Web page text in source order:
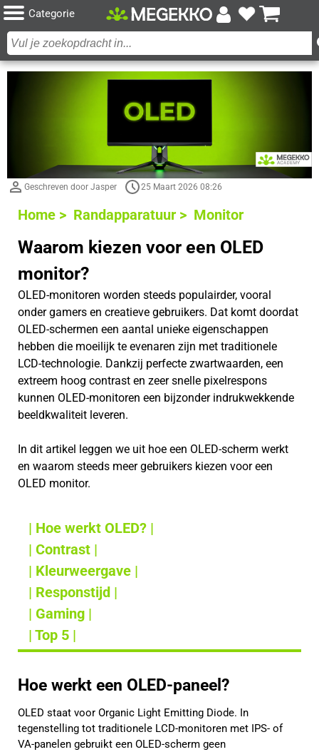
Categorie
Geschreven door Jasper 25 Maart 2026 08:26
Home > Randapparatuur > Monitor
Waarom kiezen voor een OLED
monitor?
OLED-monitoren worden steeds populairder, vooral
onder gamers en creatieve gebruikers. Dat komt doordat
OLED-schermen een aantal unieke eigenschappen
hebben die moeilijk te evenaren zijn met traditionele
LCD-technologie. Dankzij perfecte zwartwaarden, een
extreem hoog contrast en zeer snelle pixelrespons
kunnen OLED-monitoren een bijzonder indrukwekkende
beeldkwaliteit leveren.
In dit artikel leggen we uit hoe een OLED-scherm werkt
en waarom steeds meer gebruikers kiezen voor een
OLED monitor.
| Hoe werkt OLED? |
| Contrast |
| Kleurweergave |
| Responstijd |
| Gaming |
| Top 5 |
Hoe werkt een OLED-paneel?
OLED staat voor Organic Light Emitting Diode. In
tegenstelling tot traditionele LCD-monitoren met IPS- of
VA-panelen gebruikt een OLED-scherm geen